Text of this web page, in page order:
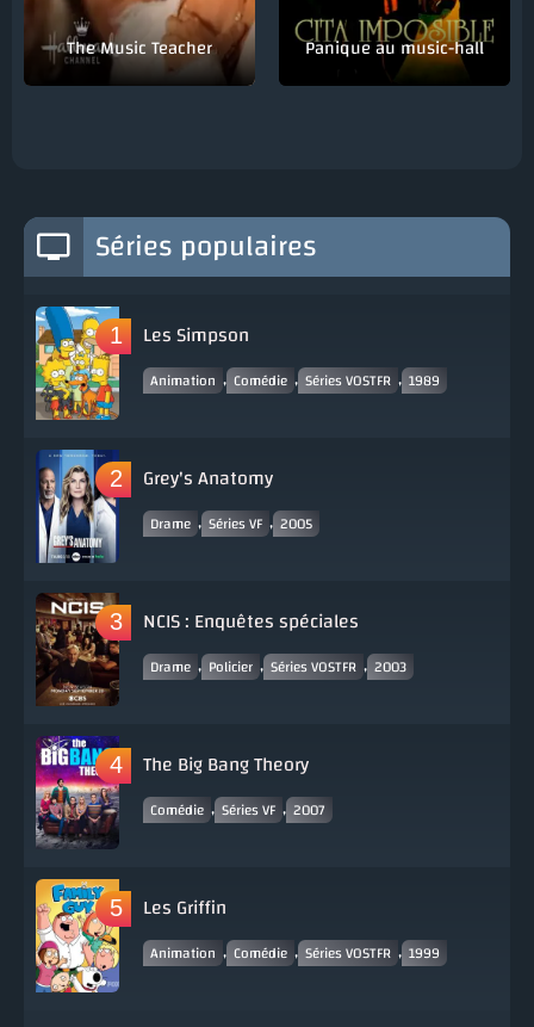
The Music Teacher Panique au music-hall
Séries populaires
Les Simpson
Animation , Comédie , Séries VOSTFR , 1989
Grey's Anatomy
Drame , Séries VF , 2005
NCIS : Enquêtes spéciales
Drame , Policier , Séries VOSTFR , 2003
The Big Bang Theory
Comédie , Séries VF , 2007
Les Griffin
Animation , Comédie , Séries VOSTFR , 1999